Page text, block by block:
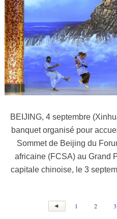
BEIJING, 4 septembre
banquet organisé pour
Sommet de Beijing du
africaine (FCSA) au Grand
capitale chinoise, le 3
1 2 3